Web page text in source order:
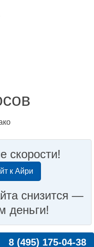
скорости!
к Айри
снизится —
деньги!
8 (495) 175-04-38